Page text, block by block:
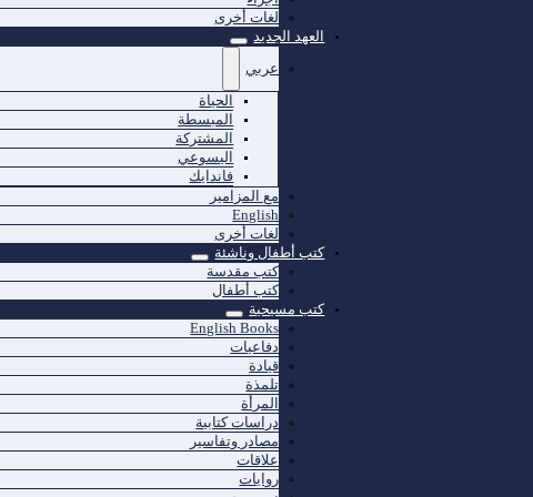
لغات أخرى
العهد الجديد
عربي
الحياة
المبسطة
المشتركة
اليسوعي
فاندايك
مع المزامير
English
لغات أخرى
كتب أطفال وناشئة
كتب مقدسة
كتب أطفال
كتب مسيحية
English Books
دفاعيات
قيادة
تلمذة
المرأة
دراسات كتابية
مصادر وتفاسير
علاقات
روايات